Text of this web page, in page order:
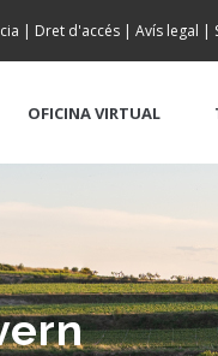
| Dret d'accés | Avís legal |
OFICINA VIRTUAL